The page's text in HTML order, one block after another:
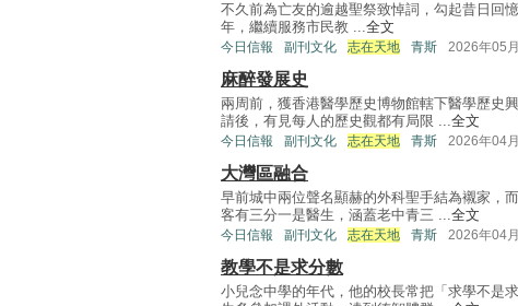
不久前為亡友的逾越聖祭致悼詞，勾起昔日回
年，繼續服務市民教 ...全文
今日信報 副刊文化 志在天地 青斯 2026年05
麻醉發展史
兩周前，獲香港醫學歷史博物館轄下醫學歷史
請後，有見每人的歷史觀都有局限 ...全文
今日信報 副刊文化 志在天地 青斯 2026年04
大灣區融合
早前城中兩位聲名顯赫的外科聖手結為襯家，
客有三分一是醫生，涵蓋老中青三 ...全文
今日信報 副刊文化 志在天地 青斯 2026年04
教學不是求分數
小兒念中學的年代，他的校長常把「求學不是